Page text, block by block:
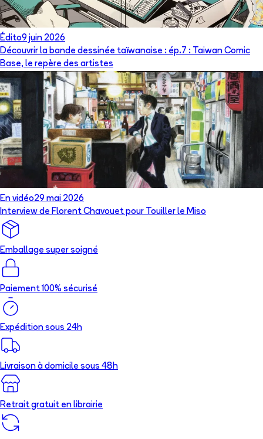
Édito9 juin 2026
Découvrir la bande dessinée taïwanaise : ép.7 : Taiwan Comic
Base, le repère des artistes
En vidéo29 mai 2026
Interview de Florent Chavouet pour Touiller le Miso
Emballage super soigné
Paiement 100% sécurisé
Expédition sous 24h
Livraison à domicile sous 48h
Retrait gratuit en librairie